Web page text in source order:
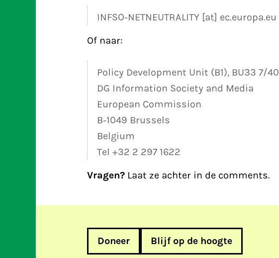
INFSO-NETNEUTRALITY [at] ec.europa.eu
Of naar:
Policy Development Unit (B1), BU33 7/40
DG Information Society and Media
European Commission
B-1049 Brussels
Belgium
Tel +32 2 297 1622
Vragen?Laat ze achter in de comments.
Doneer Blijf op de hoogte